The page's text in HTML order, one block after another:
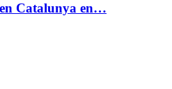
en Catalunya en…